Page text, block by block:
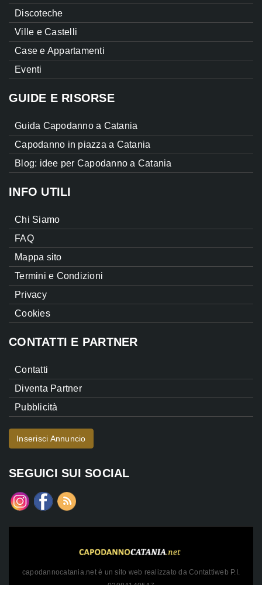
Discoteche
Ville e Castelli
Case e Appartamenti
Eventi
GUIDE E RISORSE
Guida Capodanno a Catania
Capodanno in piazza a Catania
Blog: idee per Capodanno a Catania
INFO UTILI
Chi Siamo
FAQ
Mappa sito
Termini e Condizioni
Privacy
Cookies
CONTATTI E PARTNER
Contatti
Diventa Partner
Pubblicità
Inserisci Annuncio
SEGUICI SUI SOCIAL
capodannocatania.net è un sito web realizzato da Contattiweb P.I.
02984140547